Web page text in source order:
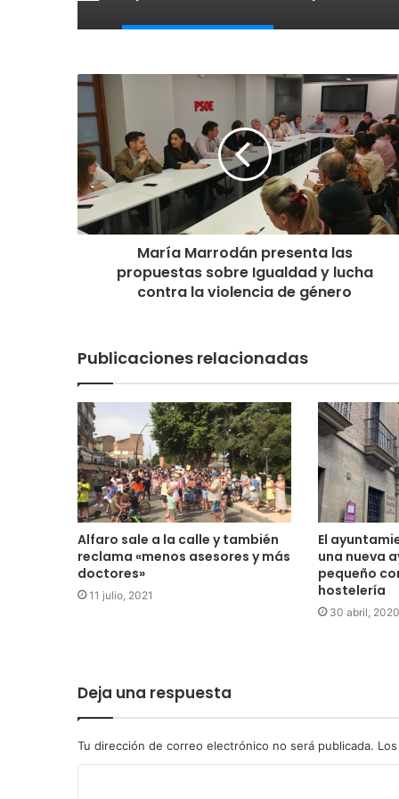
María Marrodán presenta las
propuestas sobre Igualdad y lucha
contra la violencia de género
Publicaciones relacionadas
Alfaro sale a la calle y también
reclama «menos asesores y más
doctores»
11 julio, 2021
El
una nueva
pequeño
hostelería
30 abril, 2020
Deja una respuesta
Tu dirección de correo electrónico no será publicada.